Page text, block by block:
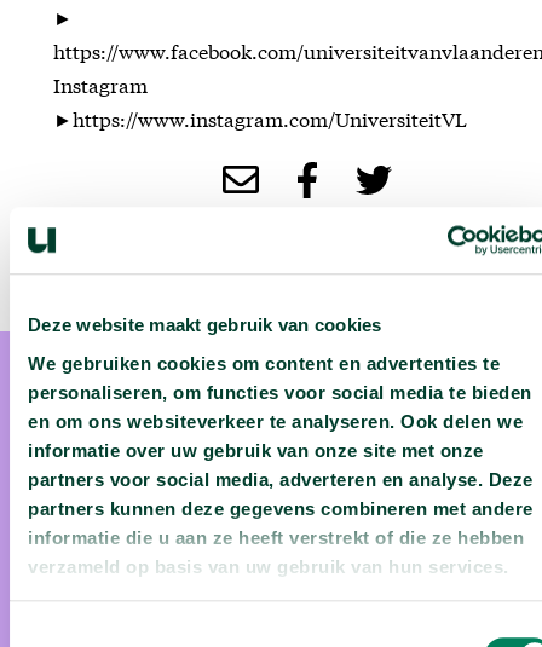
Deze website maakt gebruik van cookies
We gebruiken cookies om content en advertenties te
personaliseren, om functies voor social media te bieden
en om ons websiteverkeer te analyseren. Ook delen we
informatie over uw gebruik van onze site met onze
partners voor social media, adverteren en analyse. Deze
partners kunnen deze gegevens combineren met andere
informatie die u aan ze heeft verstrekt of die ze hebben
verzameld op basis van uw gebruik van hun services.
►
https://www.facebook.com/
Instagram
►https://www.instagram.com/UniversiteitVL
dr. Natalie Beenaerts
Prof. dr. Natalie Beenaerts wil als projectleider van het Field
en de stress die de omgeving op onze natuur uitoefent. De